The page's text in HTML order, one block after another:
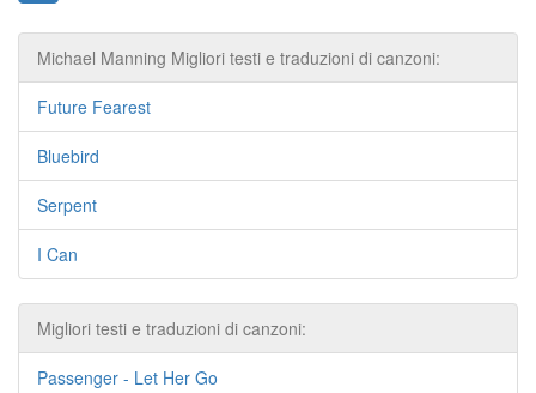
Michael Manning Migliori testi e traduzioni di canzoni:
Future Fearest
Bluebird
Serpent
I Can
Migliori testi e traduzioni di canzoni:
Passenger - Let Her Go